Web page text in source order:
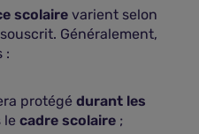
scolaire varient selon
Généralement,
:
protégé durant les
le cadre scolaire ;